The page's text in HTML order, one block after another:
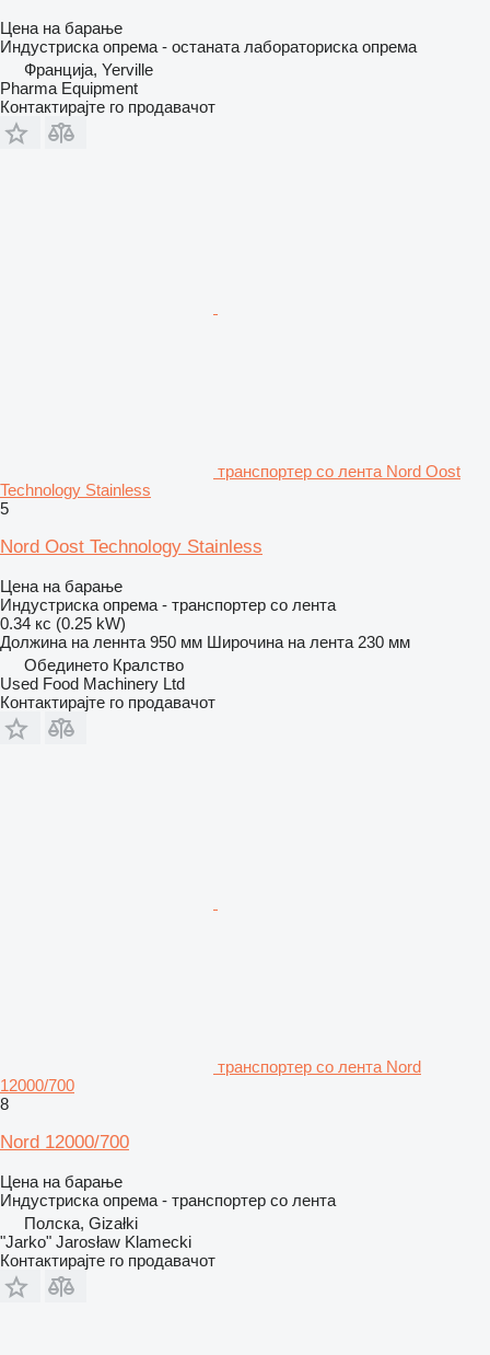
Цена на барање
Индустриска опрема - останата лабораториска опрема
Франција, Yerville
Pharma Equipment
Контактирајте го продавачот
транспортер со лента Nord Oost
Technology Stainless
5
Nord Oost Technology Stainless
Цена на барање
Индустриска опрема - транспортер со лента
0.34 кс (0.25 kW)
Должина на леннта 950 мм Широчина на лента 230 мм
Обединето Кралство
Used Food Machinery Ltd
Контактирајте го продавачот
транспортер со лента Nord
12000/700
8
Nord 12000/700
Цена на барање
Индустриска опрема - транспортер со лента
Полска, Gizałki
"Jarko" Jarosław Klamecki
Контактирајте го продавачот